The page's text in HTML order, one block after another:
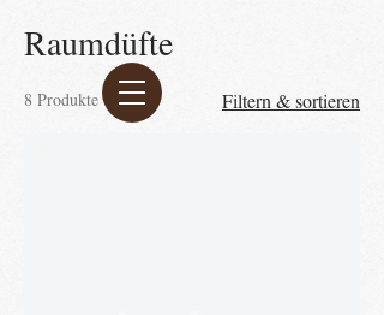
Raumdüfte
8 Produkte Filtern & sortieren